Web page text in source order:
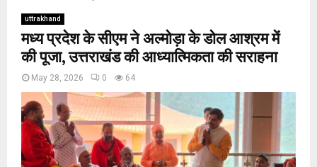
uttrakhand
मध्य प्रदेश के सीएम ने अल्मोड़ा के डोल आश्रम में
की पूजा, उत्तराखंड की आध्यात्मिकता की सराहना
May 28, 2026 0 64